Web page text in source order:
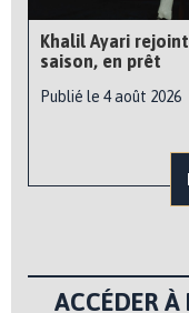
Khalil Ayari
saison, en prêt
Publié le 4 août 2026
ACCÉDER